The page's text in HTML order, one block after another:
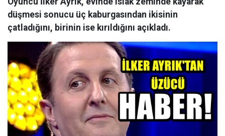
düşmesi sonucu üç kaburgasından ikisinin
çatladığını, birinin ise kırıldığını açıkladı.